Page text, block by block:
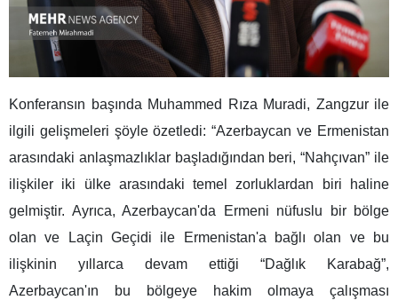
Konferansın başında Muhammed Rıza Muradi, Zangzur ile
ilgili gelişmeleri şöyle özetledi: “Azerbaycan ve Ermenistan
arasındaki anlaşmazlıklar başladığından beri, “Nahçıvan” ile
ilişkiler iki ülke arasındaki temel zorluklardan biri haline
gelmiştir. Ayrıca, Azerbaycan'da Ermeni nüfuslu bir bölge
olan ve Laçin Geçidi ile Ermenistan'a bağlı olan ve bu
ilişkinin yıllarca devam ettiği “Dağlık Karabağ”,
Azerbaycan'ın bu bölgeye hakim olmaya çalışması